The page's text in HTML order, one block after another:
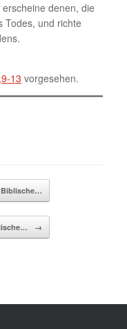
denen, die
Todes, und richte
13 vorgesehen.
Biblische…
→